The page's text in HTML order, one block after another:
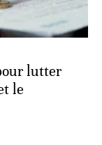
lutter
le